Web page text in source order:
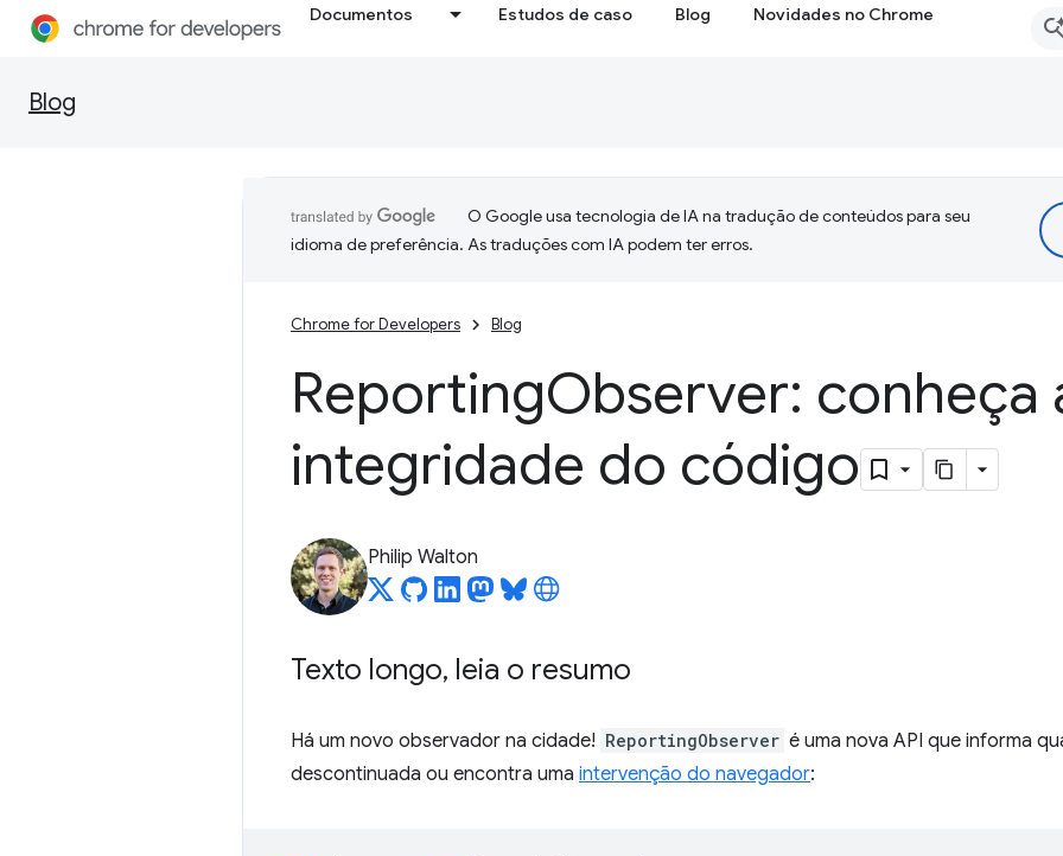
Documentos Estudos de caso Blog Novidades no Chrome
Blog
O Google usa tecnologia de IA na tradução de conteúdos para seu
idioma de preferência. As traduções com IA podem ter erros.
Chrome for Developers Blog
ReportingObserver: conheça
integridade do código
Philip Walton
Texto longo, leia o resumo
Há um novo observador na cidade! ReportingObserver é uma nova API que informa
descontinuada ou encontra uma intervenção do navegador: